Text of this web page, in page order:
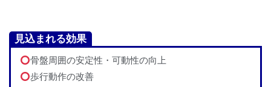
見込まれる効果
骨盤周囲の安定性・可動性の向上
歩行動作の改善